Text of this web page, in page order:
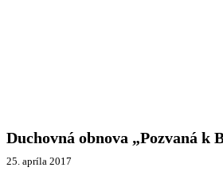
Duchovná obnova „Pozvaná k
25. apríla 2017